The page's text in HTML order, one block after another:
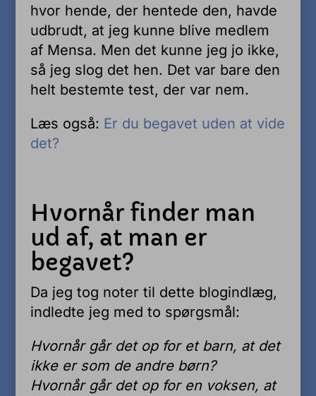
hvor hende, der hentede den, havde
udbrudt, at jeg kunne blive medlem
af Mensa. Men det kunne jeg jo ikke,
så jeg slog det hen. Det var bare den
helt bestemte test, der var nem.
Læs også: Er du begavet uden at vide
det?
Hvornår finder man
ud af, at man er
begavet?
Da jeg tog noter til dette blogindlæg,
indledte jeg med to spørgsmål:
Hvornår går det op for et barn, at det
ikke er som de andre børn?
Hvornår går det op for en voksen, at